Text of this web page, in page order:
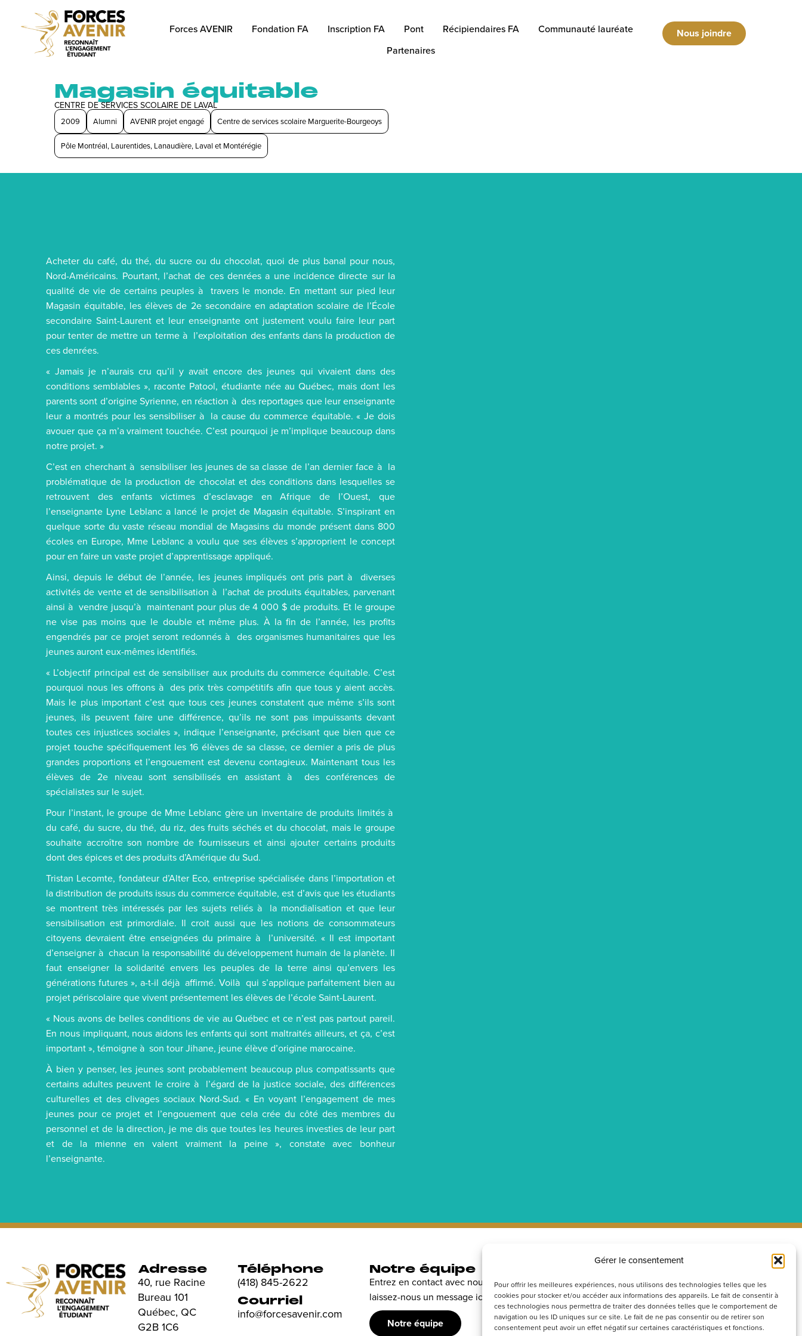
Gérer le consentement
Pour offrir les meilleures expériences, nous utilisons des technologies telles que les
cookies pour stocker et/ou accéder aux informations des appareils. Le fait de consentir à
ces technologies nous permettra de traiter des données telles que le comportement de
navigation ou les ID uniques sur ce site. Le fait de ne pas consentir ou de retirer son
consentement peut avoir un effet négatif sur certaines caractéristiques et fonctions.
Forces AVENIR Fondation FA Inscription FA Pont Récipiendaires FA
Communauté lauréate
Partenaires
Nous joindre
Magasin équitable
CENTRE DE SERVICES SCOLAIRE DE LAVAL
2009 Alumni AVENIR projet engagé Centre de services scolaire Marguerite-Bourgeoys
Pôle Montréal, Laurentides, Lanaudière, Laval et Montérégie
Acheter du café, du thé, du sucre ou du chocolat, quoi de plus banal pour nous,
Nord-Américains. Pourtant, l’achat de ces denrées a une incidence directe sur la
qualité de vie de certains peuples à travers le monde. En mettant sur pied leur
Magasin équitable, les élèves de 2e secondaire en adaptation scolaire de l’École
secondaire Saint-Laurent et leur enseignante ont justement voulu faire leur part
pour tenter de mettre un terme à l’exploitation des enfants dans la production de
ces denrées.
« Jamais je n’aurais cru qu’il y avait encore des jeunes qui vivaient dans des
conditions semblables », raconte Patool, étudiante née au Québec, mais dont les
parents sont d’origine Syrienne, en réaction à des reportages que leur enseignante
leur a montrés pour les sensibiliser à la cause du commerce équitable. « Je dois
avouer que ça m’a vraiment touchée. C’est pourquoi je m’implique beaucoup dans
notre projet. »
C’est en cherchant à sensibiliser les jeunes de sa classe de l’an dernier face à la
problématique de la production de chocolat et des conditions dans lesquelles se
retrouvent des enfants victimes d’esclavage en Afrique de l’Ouest, que
l’enseignante Lyne Leblanc a lancé le projet de Magasin équitable. S’inspirant en
quelque sorte du vaste réseau mondial de Magasins du monde présent dans 800
écoles en Europe, Mme Leblanc a voulu que ses élèves s’approprient le concept
pour en faire un vaste projet d’apprentissage appliqué.
Ainsi, depuis le début de l’année, les jeunes impliqués ont pris part à diverses
activités de vente et de sensibilisation à l’achat de produits équitables, parvenant
ainsi à vendre jusqu’à maintenant pour plus de 4 000 $ de produits. Et le groupe
ne vise pas moins que le double et même plus. À la fin de l’année, les profits
engendrés par ce projet seront redonnés à des organismes humanitaires que les
jeunes auront eux-mêmes identifiés.
« L’objectif principal est de sensibiliser aux produits du commerce équitable. C’est
pourquoi nous les offrons à des prix très compétitifs afin que tous y aient accès.
Mais le plus important c’est que tous ces jeunes constatent que même s’ils sont
jeunes, ils peuvent faire une différence, qu’ils ne sont pas impuissants devant
toutes ces injustices sociales », indique l’enseignante, précisant que bien que ce
projet touche spécifiquement les 16 élèves de sa classe, ce dernier a pris de plus
grandes proportions et l’engouement est devenu contagieux. Maintenant tous les
élèves de 2e niveau sont sensibilisés en assistant à des conférences de
spécialistes sur le sujet.
Pour l’instant, le groupe de Mme Leblanc gère un inventaire de produits limités à
du café, du sucre, du thé, du riz, des fruits séchés et du chocolat, mais le groupe
souhaite accroître son nombre de fournisseurs et ainsi ajouter certains produits
dont des épices et des produits d’Amérique du Sud.
Tristan Lecomte, fondateur d’Alter Eco, entreprise spécialisée dans l’importation et
la distribution de produits issus du commerce équitable, est d’avis que les étudiants
se montrent très intéressés par les sujets reliés à la mondialisation et que leur
sensibilisation est primordiale. Il croit aussi que les notions de consommateurs
citoyens devraient être enseignées du primaire à l’université. « Il est important
d’enseigner à chacun la responsabilité du développement humain de la planète. Il
faut enseigner la solidarité envers les peuples de la terre ainsi qu’envers les
générations futures », a-t-il déjà affirmé. Voilà qui s’applique parfaitement bien au
projet périscolaire que vivent présentement les élèves de l’école Saint-Laurent.
« Nous avons de belles conditions de vie au Québec et ce n’est pas partout pareil.
En nous impliquant, nous aidons les enfants qui sont maltraités ailleurs, et ça, c’est
important », témoigne à son tour Jihane, jeune élève d’origine marocaine.
À bien y penser, les jeunes sont probablement beaucoup plus compatissants que
certains adultes peuvent le croire à l’égard de la justice sociale, des différences
culturelles et des clivages sociaux Nord-Sud. « En voyant l’engagement de mes
jeunes pour ce projet et l’engouement que cela crée du côté des membres du
personnel et de la direction, je me dis que toutes les heures investies de leur part
et de la mienne en valent vraiment la peine », constate avec bonheur
l’enseignante.
Adresse
40, rue Racine
Bureau 101
Québec, QC
G2B 1C6
Téléphone
(418) 845-2622
Courriel
info@forcesavenir.com
Notre équipe
Entrez en contact avec nous et
laissez-nous un message ici.
Notre équipe
Découvrez nos offres d’emploi ou
envoyez votre candidature
spontanée
sociaux